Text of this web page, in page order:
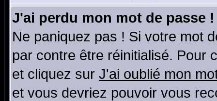
J'ai perdu mon mot de passe !
Ne paniquez pas ! Si votre mot
par contre être réinitialisé. Pour
et cliquez sur J'ai oublié mon
et vous devriez pouvoir vous